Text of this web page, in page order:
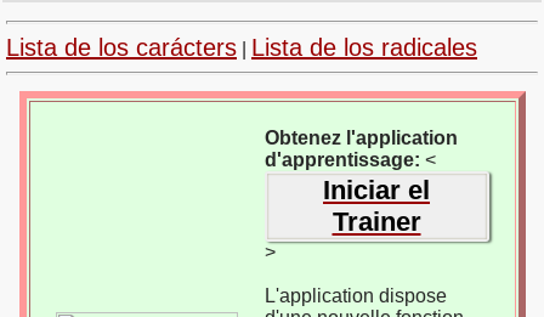
Lista de los carácters Lista de los radicales
Obtenez l'application
d'apprentissage: <
Iniciar el
Trainer
>
L'application dispose